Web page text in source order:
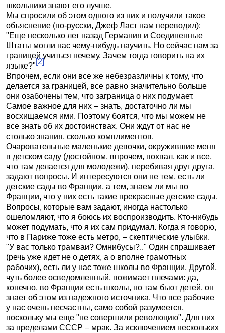
школьники знают его лучше.
Мы спросили об этом одного из них и получили такое
объяснение (по-русски, Джеф Ласт нам переводил):
"Еще несколько лет назад Германия и Соединенные
Штаты могли нас чему-нибудь научить. Но сейчас нам за
границей учиться нечему. Зачем тогда говорить на их
языке?"[2]
Впрочем, если они все же небезразличны к тому, что
делается за границей, все равно значительно больше
они озабочены тем, что заграница о них подумает.
Самое важное для них – знать, достаточно ли мы
восхищаемся ими. Поэтому боятся, что мы можем не
все знать об их достоинствах. Они ждут от нас не
столько знания, сколько комплиментов.
Очаровательные маленькие девочки, окружившие меня
в детском саду (достойном, впрочем, похвал, как и все,
что там делается для молодежи), перебивая друг друга,
задают вопросы. И интересуются они не тем, есть ли
детские сады во Франции, а тем, знаем ли мы во
Франции, что у них есть такие прекрасные детские сады.
Вопросы, которые вам задают, иногда настолько
ошеломляют, что я боюсь их воспроизводить. Кто-нибудь
может подумать, что я их сам придумал. Когда я говорю,
что в Париже тоже есть метро, – скептические улыбки.
"У вас только трамваи? Омнибусы?.." Один спрашивает
(речь уже идет не о детях, а о вполне грамотных
рабочих), есть ли у нас тоже школы во Франции. Другой,
чуть более осведомленный, пожимает плечами: да,
конечно, во Франции есть школы, но там бьют детей, он
знает об этом из надежного источника. Что все рабочие
у нас очень несчастны, само собой разумеется,
поскольку мы еще "не совершили революцию". Для них
за пределами СССР – мрак. За исключением нескольких